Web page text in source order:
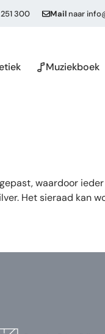
300 Mail naar
Muziekboek
waardoor
Het sieraad kan